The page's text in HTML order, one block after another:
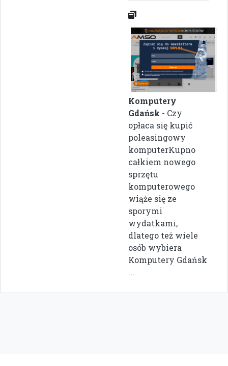
Komputery
Gdańsk - Czy
opłaca się kupić
poleasingowy
komputerKupno
całkiem nowego
sprzętu
komputerowego
wiąże się ze
sporymi
wydatkami,
dlatego też wiele
osób wybiera
Komputery Gdańsk
...